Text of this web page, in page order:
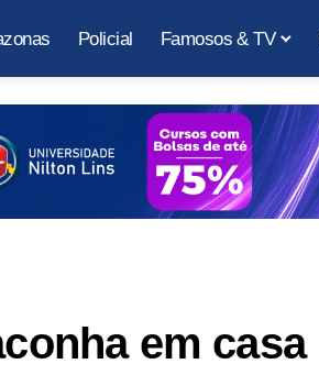
Policial Famosos & TV
em casa